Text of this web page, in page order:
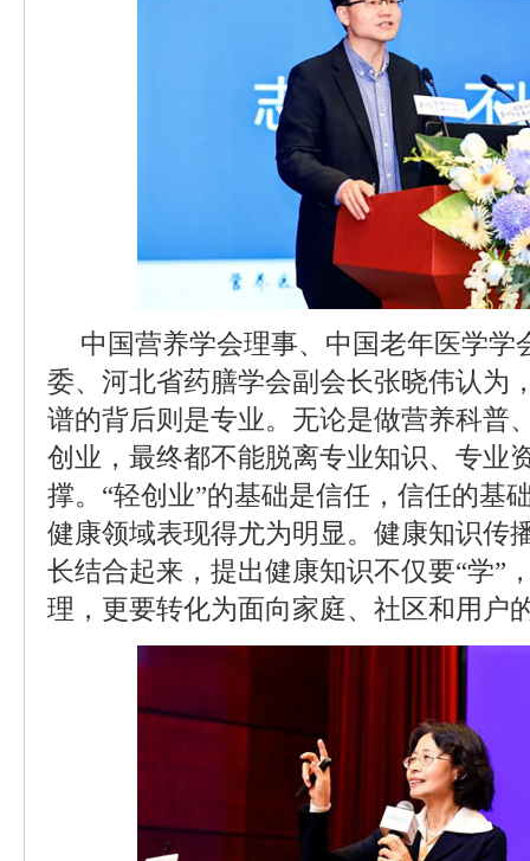
中国营养学会理事、中国老年医学学
委、河北省药膳学会副会长张晓伟认为
谱的背后则是专业。无论是做营养科普
创业，最终都不能脱离专业知识、专业
撑。“轻创业”的基础是信任，信任的基
健康领域表现得尤为明显。健康知识传
长结合起来，提出健康知识不仅要“学”
理，更要转化为面向家庭、社区和用户